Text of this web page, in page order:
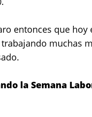
entonces que hoy
muchas
la Semana